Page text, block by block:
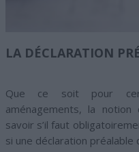
LA DÉCLARATION
Que ce soit pour
aménagements, la
savoir s’il faut
si une déclaration